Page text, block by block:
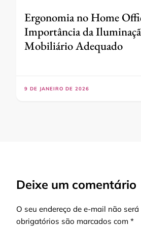
Ergonomia no Home
Importância da
Mobiliário Adequado
9 DE JANEIRO DE 2026
Deixe um comentário
O seu endereço de e-mail não
obrigatórios são marcados com *